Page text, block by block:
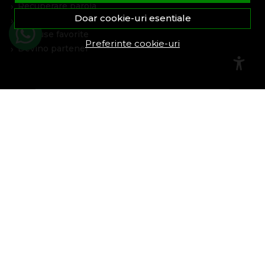
Doar cookie-uri esentiale
Preferinte cookie-uri
Recuperare parola
Istoric comenzi
Produse favorite
Devino partener